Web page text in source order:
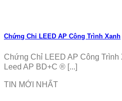
Chứng Chỉ LEED AP Công Trình Xanh
Chứng Chỉ LEED AP Công
Leed AP BD+C ® [...]
TIN MỚI NHẤT